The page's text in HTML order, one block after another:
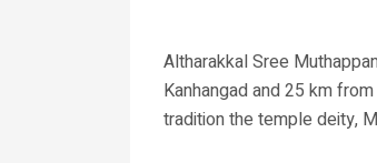
Altharakkal Sree
Kanhangad and 25 km
tradition the temple deity,